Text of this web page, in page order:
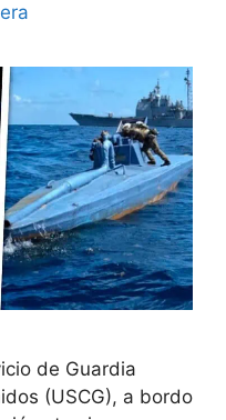
de Guardia
(USCG), a bordo